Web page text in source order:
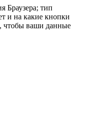
Браузера; тип
и на какие кнопки
чтобы ваши данные